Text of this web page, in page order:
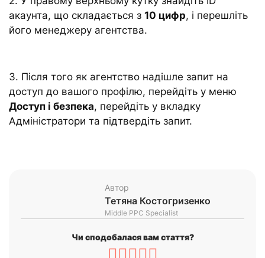
акаунта, що складається з 10 цифр, і перешліть
його менеджеру агентства.
3. Після того як агентство надішле запит на
доступ до вашого профілю, перейдіть у меню
Доступ і безпека, перейдіть у вкладку
Адміністратори та підтвердіть запит.
Автор
Тетяна Костогризенко
Middle PPC Specialist
Чи сподобалася вам стаття?